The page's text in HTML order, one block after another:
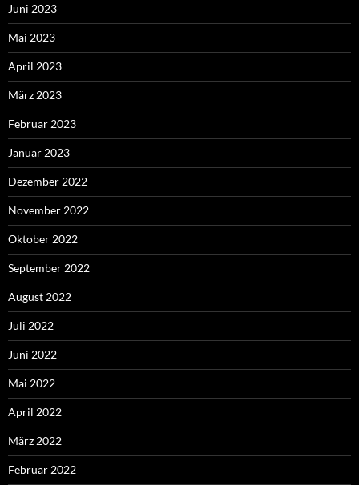
Juni 2023
Mai 2023
April 2023
März 2023
Februar 2023
Januar 2023
Dezember 2022
November 2022
Oktober 2022
September 2022
August 2022
Juli 2022
Juni 2022
Mai 2022
April 2022
März 2022
Februar 2022